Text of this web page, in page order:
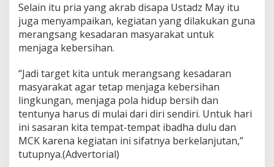
a
Selain itu pria yang akrab disapa Ustadz May itu
juga menyampaikan, kegiatan yang dilakukan guna
merangsang kesadaran masyarakat untuk
menjaga kebersihan.
“Jadi target kita untuk merangsang kesadaran
masyarakat agar tetap menjaga kebersihan
lingkungan, menjaga pola hidup bersih dan
tentunya harus di mulai dari diri sendiri. Untuk hari
ini sasaran kita tempat-tempat ibadha dulu dan
MCK karena kegiatan ini sifatnya berkelanjutan,”
tutupnya.(Advertorial)